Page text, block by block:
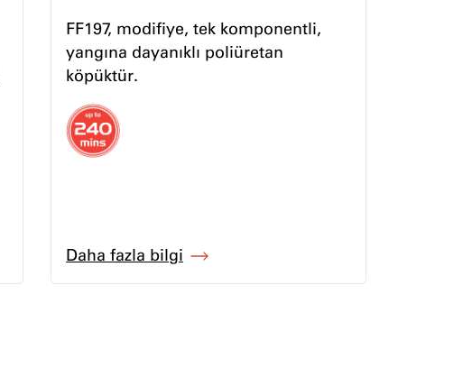
FF197, modifiye, tek komponentli,
yangına dayanıklı poliüretan
köpüktür.
Daha fazla bilgi